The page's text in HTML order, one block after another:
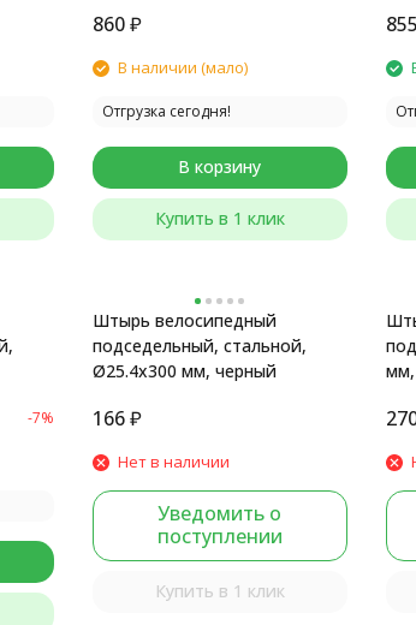
860 ₽
В наличии (мало)
Отгрузка сегодня!
В корзину
Купить в 1 клик
855
-7%
Штырь велосипедный
подседельный, стальной,
Ø25.4x300 мм, черный
166 ₽
Нет в наличии
Уведомить о
поступлении
Купить в 1 клик
мм,